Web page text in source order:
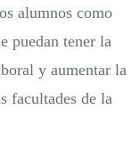
alumnos como
puedan tener la
y aumentar la
facultades de la